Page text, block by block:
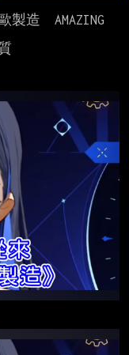
造  AMAZING